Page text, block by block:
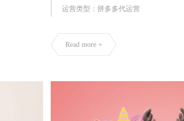
运营类型：拼多多代运营
Read more +